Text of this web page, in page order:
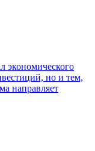
экономического
но и тем,
направляет